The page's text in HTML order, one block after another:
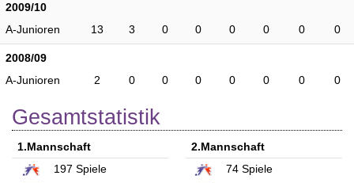
2009/10
A-Junioren
13 3 0 0 0 0 0 0
2008/09
A-Junioren
2 0 0 0 0 0 0 0
Gesamtstatistik
1.Mannschaft
197 Spiele
2.Mannschaft
74Spiele